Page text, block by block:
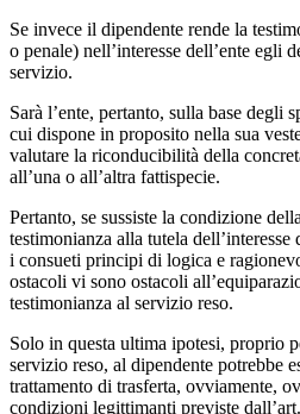
Se invece il dipendente rende la
o penale) nell’interesse dell’ente egli
servizio.
Sarà l’ente, pertanto, sulla base
cui dispone in proposito nella sua
valutare la riconducibilità della
all’una o all’altra fattispecie.
Pertanto, se sussiste la condizione
testimonianza alla tutela
i consueti principi di logica e
ostacoli vi sono ostacoli
testimonianza al servizio reso.
Solo in questa ultima ipotesi, proprio
servizio reso, al dipendente potrebbe
trattamento di trasferta, ovviamente,
condizioni legittimanti previste